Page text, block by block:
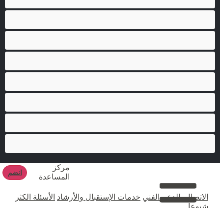
مركز
المساعدة
انضم
الاتصال بالدعم الفني خدمات الإستقبال والأرشاد الأسئلة الكثر